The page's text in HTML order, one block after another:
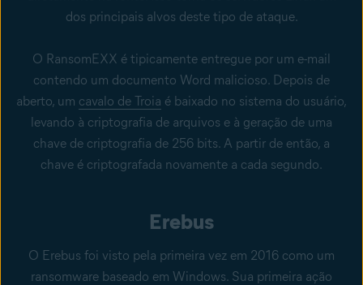
dos principais alvos deste tipo de ataque.
O RansomEXX é tipicamente entregue por um e-mail
contendo um documento Word malicioso. Depois de
aberto, um cavalo de Troia é baixado no sistema do usuário,
levando à criptografia de arquivos e à geração de uma
chave de criptografia de 256 bits. A partir de então, a
chave é criptografada novamente a cada segundo.
Erebus
O Erebus foi visto pela primeira vez em 2016 como um
ransomware baseado em Windows. Sua primeira ação